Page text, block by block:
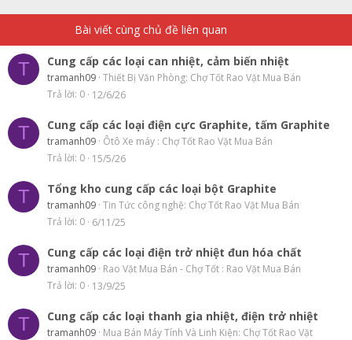
Bài viết cùng chủ đề liên quan
T Cung cấp các loại can nhiệt, cảm biến nhiệt
tramanh09 Thiết Bị Văn Phòng: Chợ Tốt Rao Vặt Mua Bán
Trả lời 0 12/6/26
T Cung cấp các loại điện cực Graphite, tấm Graphite
tramanh09 Ôtô Xe máy : Chợ Tốt Rao Vặt Mua Bán
Trả lời 0 15/5/26
T Tổng kho cung cấp các loại bột Graphite
tramanh09 Tin Tức công nghệ: Chợ Tốt Rao Vặt Mua Bán
Trả lời 0 6/11/25
T Cung cấp các loại điện trở nhiệt đun hóa chất
tramanh09 Rao Vặt Mua Bán - Chợ Tốt : Rao Vặt Mua Bán
Trả lời 0 13/9/25
T Cung cấp các loại thanh gia nhiệt, điện trở nhiệt
tramanh09 Mua Bán Máy Tính Và Linh Kiện: Chợ Tốt Rao Vặt